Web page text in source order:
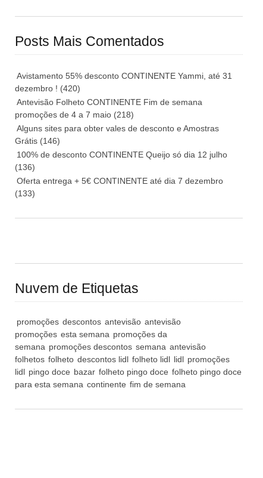
Posts Mais Comentados
Avistamento 55% desconto CONTINENTE Yammi, até 31
dezembro ! (420)
Antevisão Folheto CONTINENTE Fim de semana
promoções de 4 a 7 maio (218)
Alguns sites para obter vales de desconto e Amostras
Grátis (146)
100% de desconto CONTINENTE Queijo só dia 12 julho
(136)
Oferta entrega + 5€ CONTINENTE até dia 7 dezembro
(133)
Nuvem de Etiquetas
promoções descontos antevisão antevisão
promoções esta semana promoções da
semana promoções descontos semana antevisão
folhetos folheto descontos lidl folheto lidl lidl promoções
lidl pingo doce bazar folheto pingo doce folheto pingo doce
para esta semana continente fim de semana